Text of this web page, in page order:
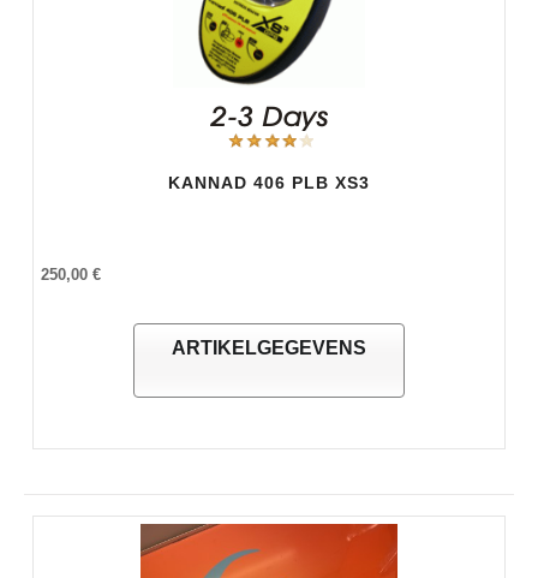
KANNAD 406 PLB XS3
250,00 €
ARTIKELGEGEVENS